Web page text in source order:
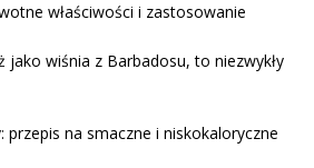
właściwości i zastosowanie
jako wiśnia z Barbadosu, to niezwykły
przepis na smaczne i niskokaloryczne